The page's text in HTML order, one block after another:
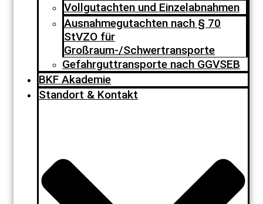
Vollgutachten und Einzelabnahmen
Ausnahmegutachten nach § 70
StVZO für
Großraum-/Schwertransporte
Gefahrguttransporte nach GGVSEB
BKF Akademie
Standort & Kontakt